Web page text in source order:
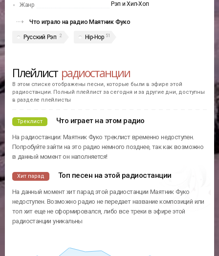
Жанр
Рэп и Хип-Хоп
Что играло на радио Маятник Фуко
Русский Рэп 2 Hip-Hop 51
Плейлист радиостанции
В этом списке отображены песни, которые были в эфире этой
радиостанции. Полный плейлист за сегодня и за другие дни, доступны
в разделе плейлисты
Треклист Что играет на этом радио
На радиостанции: Маятник Фуко треклист временно недоступен.
Попробуйте зайти на это радио немного позднее, так как возможно
в данный момент он наполняется!
Хит парад Топ песен на этой радиостанции
На данный момент хит парад этой радиостанции Маятник Фуко
недоступен. Возможно радио не передает название композиций или
топ хит еще не сформировался, либо все треки в эфире этой
радиостанции уникальны